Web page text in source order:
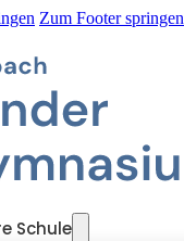
Zum Footer springen
Schule